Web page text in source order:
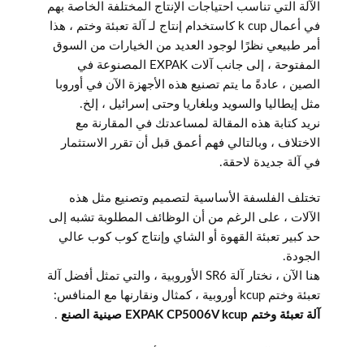
الآلة التي تناسب احتياجات الإنتاج المختلفة الخاصة بهم
في أعمال k cup كاستخدام إنتاج لـ آلة تعبئة وختم ، هذا
أمر طبيعي نظرًا لوجود العديد من الخيارات من السوق
المفتوحة ، إلى جانب آلات EXPAK المصنوعة في
الصين ، عادةً ما يتم تصنيع هذه الأجهزة الآن في أوروبا
مثل إيطاليا والسويد وبلغاريا وحتى إسرائيل ، إلخ.
نريد كتابة هذه المقالة لمساعدتك في المقارنة مع
الاختلاف ، وبالتالي فهم أعمق قبل أن تقرر الاستثمار
في آلة جديدة لاحقة.
تختلف الفلسفة الأساسية لتصميم وتصنيع مثل هذه
الآلات ، على الرغم من أن الوظائف المطلوبة تشبه إلى
حد كبير تعبئة القهوة أو الشاي وإنتاج كوب كوب عالي
الجودة.
هنا الآن ، نختار آلة SR6 الأوروبية ، والتي تمثل أفضل آلة
تعبئة وختم kcup أوروبية ، كمثال ونقارنها مع المنافس:
آلة تعبئة وختم EXPAK CP5006V kcup صينية الصنع
.